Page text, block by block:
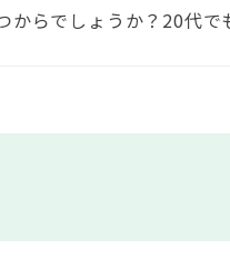
らでしょうか？20代で